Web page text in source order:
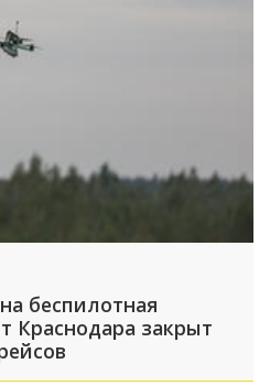
беспилотная
Краснодара закрыт